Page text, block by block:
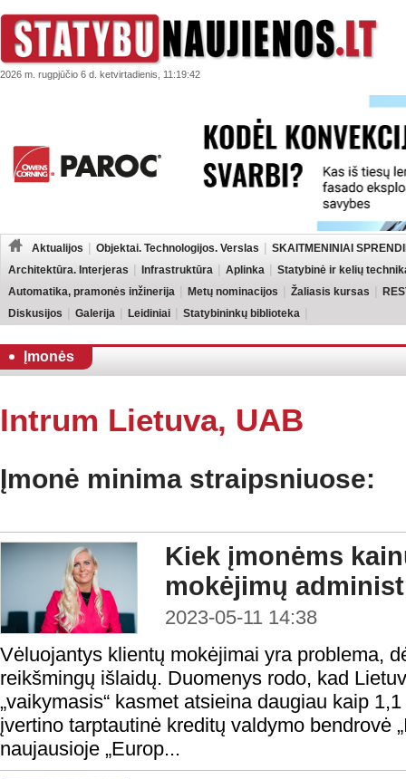
2026 m. rugpjūčio 6 d. ketvirtadienis, 11:19:42
Aktualijos Objektai. Technologijos. Verslas
SKAITMENINIAI
Architektūra. Interjeras
Infrastruktūra Aplinka
Statybinė ir kelių
Automatika, pramonės inžinerija
Metų nominacijos Žaliasis kursas
Diskusijos
Galerija Leidiniai Statybininkų biblioteka
Įmonės
Intrum Lietuva, UAB
Įmonė minima straipsniuose:
Kiek įmonėms
mokėjimų
2023-05-11 14:38
Vėluojantys klientų mokėjimai yra problema,
reikšmingų išlaidų. Duomenys rodo, kad
„vaikymasis“ kasmet atsieina daugiau kaip
įvertino tarptautinė kreditų valdymo bendrovė
naujausioje „Europ...